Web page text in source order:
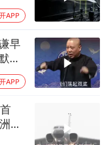
APP
早
风
APP
际